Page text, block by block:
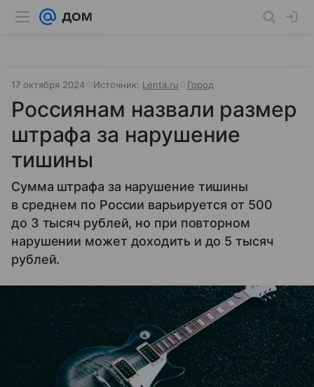
17 октября 2024 Источник: Lenta.ru Город
Россиянам назвали размер
штрафа за нарушение
тишины
Сумма штрафа за нарушение тишины
в среднем по России варьируется от 500
до 3 тысяч рублей, но при повторном
нарушении может доходить и до 5 тысяч
рублей.